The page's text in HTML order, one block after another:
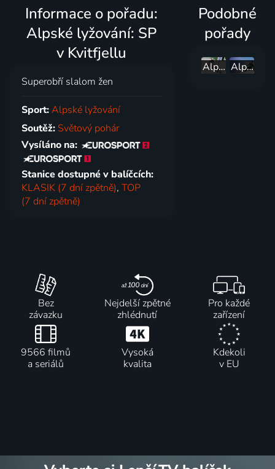
Informace o pořadu:
Alpské lyžování: SP
v Kvitfjellu
Superobří slalom žen
Sport:Alpské lyžování
Soutěž: Světový pohár
Vysíláno na:
Stanice dostupné v balíčcích:
KLASIK (7 dní zpětně),TOP
(7 dní zpětně)
Podobné
pořady
Alpské lyžování: SP Norsko Alpské lyžování: MČR Špindlerův Mlýn
Bez
závazku
Nejdelší zpětné
zhlédnutí
Pro každé
zařízení
9566 filmů
a seriálů
Vysoká
kvalita
Kdekoli
v EU